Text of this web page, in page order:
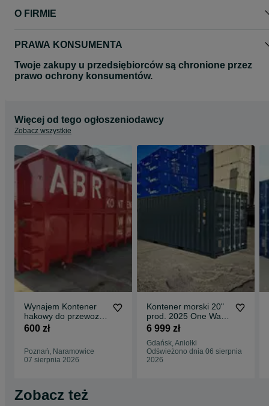
O FIRMIE
PRAWA KONSUMENTA
Twoje zakupy u przedsiębiorców są chronione przez
prawo ochrony konsumentów.
Więcej od tego ogłoszeniodawcy
Zobacz wszystkie
Wynajem Kontener
hakowy do przewozu
odpadów, organizacja
600 zł
Poznań, Naramowice
07 sierpnia 2026
Kontener morski 20"
prod. 2025 One Way
RAL7016 MEGA
6 999 zł
Gdańsk, Aniołki
Odświeżono dnia 06 sierpnia
2026
Zobacz też